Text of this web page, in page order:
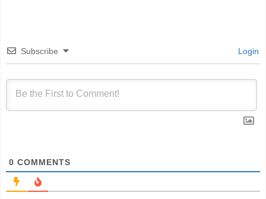
Subscribe Login
0 COMMENTS